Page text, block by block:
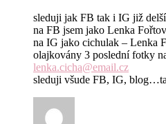
sleduji jak FB tak i IG již
na FB jsem jako Lenka
na IG jako cichulak – Lenka
olajkovány 3 poslední fotky
lenka.cicha@email.cz
sleduji všude FB, IG,